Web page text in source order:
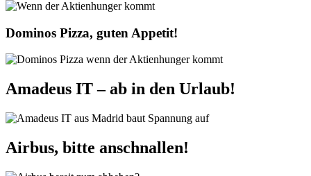
Dominos Pizza, guten Appetit!
Amadeus IT – ab in den Urlaub!
Airbus, bitte anschnallen!